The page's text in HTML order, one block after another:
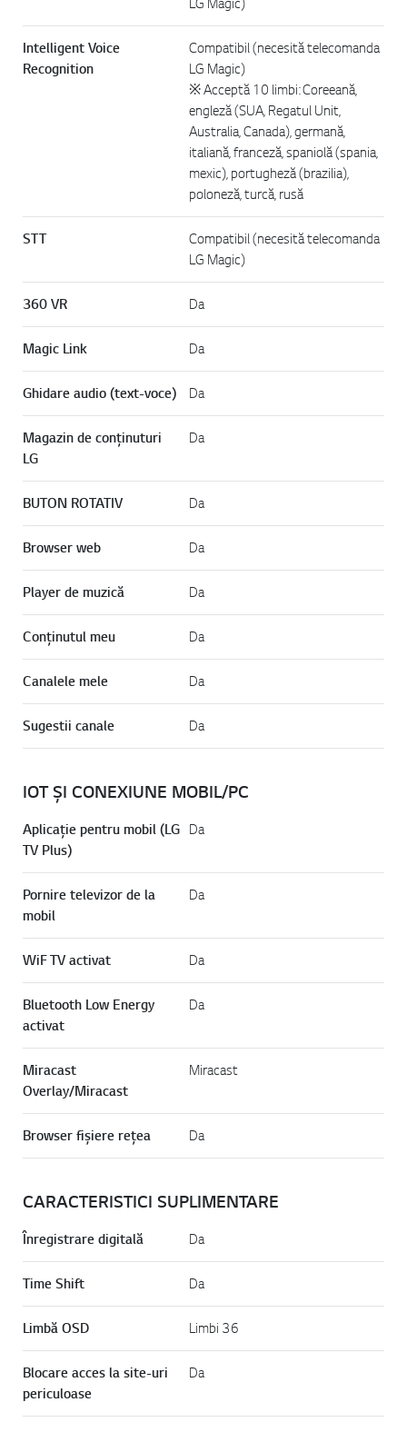
Intelligent Voice
Recognition
Compatibil (necesită telecomanda
LG Magic)
※ Acceptă 10 limbi: Coreeană,
engleză (SUA, Regatul Unit,
Australia, Canada), germană,
italiană, franceză, spaniolă (spania,
mexic), portugheză (brazilia),
poloneză, turcă, rusă
STT
Compatibil (necesită telecomanda
LG Magic)
360 VR Da
Magic Link Da
Ghidare audio (text-voce) Da
Magazin de conținuturi
LG
Da
BUTON ROTATIV Da
Browser web Da
Player de muzică Da
Conținutul meu Da
Canalele mele Da
Sugestii canale Da
IOT ȘI CONEXIUNE MOBIL/PC
Aplicație pentru mobil (LG
TV Plus)
Da
Pornire televizor de la
mobil
Da
WiF TV activat Da
Bluetooth Low Energy
activat
Da
Miracast
Overlay/Miracast
Miracast
Browser fișiere rețea Da
CARACTERISTICI SUPLIMENTARE
Înregistrare digitală Da
Time Shift Da
Limbă OSD Limbi 36
Blocare acces la site-uri
periculoase
Da